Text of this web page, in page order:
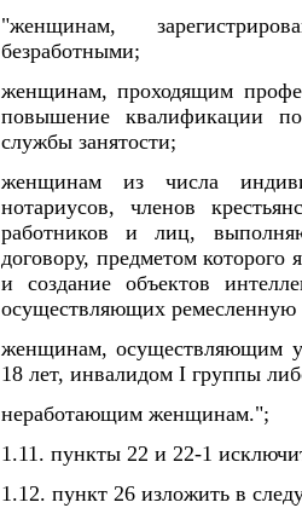
"женщинам,
безработными;
женщинам, проходящим
повышение квалификации по
службы занятости;
женщинам из числа
нотариусов, членов
работников и лиц,
договору, предметом которого
и создание объектов
осуществляющих ремесленную
женщинам, осуществляющим
18 лет, инвалидом I группы
неработающим женщинам.";
1.11. пункты 22 и 22-1
1.12. пункт 26 изложить в